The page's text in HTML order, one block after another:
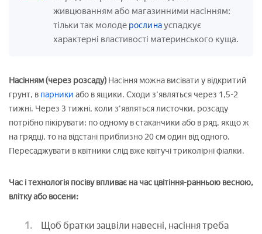
живцюванням або магазинними насінням:
тільки так молоде рослинауспадкує
характерні властивості материнського куща.
Насінням (через розсаду) Насіння можна висівати у відкритий
грунт, в парники або в ящики. Сходи з'являться через 1,5-2
тижні. Через 3 тижні, коли з'являться листочки, розсаду
потрібно пікірувати: по одному в стаканчики або в ряд, якщо ж
на грядці, то на відстані приблизно 20 см один від одного.
Пересаджувати в квітники слід вже квітучі триколірні фіалки.
Час і технологія посіву впливає на час цвітіння-ранньою весною,
влітку або восени:
Щоб братки зацвіли навесні, насіння треба